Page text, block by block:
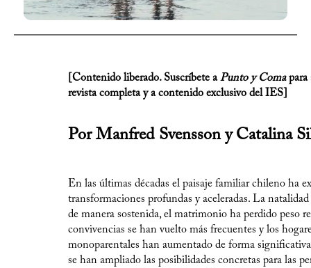
[Contenido liberado.Suscríbete aPunto y Comapara
revista completa y a contenido exclusivo del IES]
Por Manfred Svensson y Catalina
En las últimas décadas el paisaje familiar chileno ha
transformaciones profundas y aceleradas. La
de manera sostenida, el matrimonio ha perdido peso
convivencias se han vuelto más frecuentes y los
monoparentales han aumentado de forma
se han ampliado las posibilidades concretas para las